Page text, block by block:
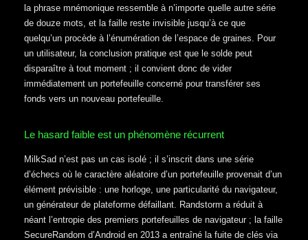
la phrase mnémonique ressemble à n’importe quelle autre série
de douze mots, et la faille reste invisible jusqu’à ce que
quelqu’un procède à l’énumération de l’espace de graines. Pour
un utilisateur, la conclusion pratique est que le solde peut
disparaître à tout moment ; il convient donc de vider
immédiatement un portefeuille concerné pour transférer ses
fonds vers un nouveau portefeuille.
Le hasard faible est un phénomène récurrent
MilkSad n’est pas un cas isolé ; il s’inscrit dans une série
d’échecs où le caractère aléatoire d’un portefeuille provenait d’un
élément prévisible : une horloge, une particularité du navigateur,
un générateur de plateforme défaillant. Randstorm a réduit à
néant l’entropie des premiers portefeuilles de navigateur ; la faille
SecureRandom d’Android en 2013 a entraîné la fuite de clés via